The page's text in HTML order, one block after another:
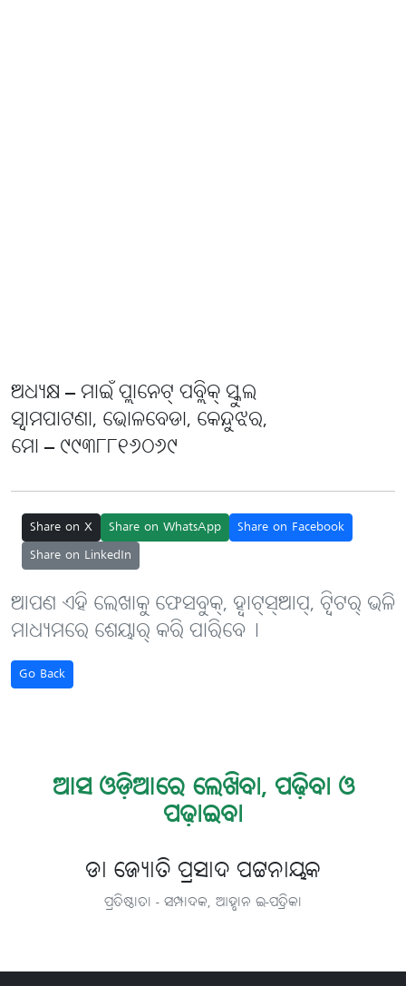
ଅଧ୍ୟକ୍ଷ – ମାଇଁ ପ୍ଲାନେଟ୍ ପବ୍ଲିକ୍ ସ୍କୁଲ
ସ୍ୱାମପାଟଣା, ଭୋଳବେଡା, କେନ୍ଦୁଝର,
ମୋ – ୯୯୩୮୮୧୬୦୬୯
Share on X Share on WhatsApp
Share on Facebook
Share on LinkedIn
ଆପଣ ଏହି ଲେଖାକୁ ଫେସବୁକ୍, ହ୍ବାଟ୍‌ସ୍‌ଆପ୍, ଟ୍ବିଟର୍ ଭଳି
ମାଧ୍ୟମରେ ଶେୟାର୍ କରି ପାରିବେ୤
Go Back
ଆସ ଓଡ଼ିଆରେ ଲେଖିବା, ପଢ଼ିବା ଓ
ପଢ଼ାଇବା
ଡା ଜ୍ୟୋତି ପ୍ରସାଦ ପଟ୍ଟନାୟକ
ପ୍ରତିଷ୍ଠାତା - ସମ୍ପାଦକ, ଆହ୍ବାନ ଇ-ପତ୍ରିକା